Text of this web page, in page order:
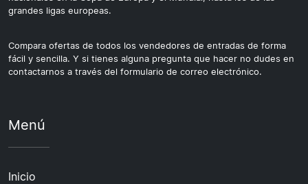
grandes ligas europeas.
Compara ofertas de todos los vendedores de entradas de forma
fácil y sencilla. Y si tienes alguna pregunta que hacer no dudes en
contactarnos a través del formulario de correo electrónico.
Menú
Inicio